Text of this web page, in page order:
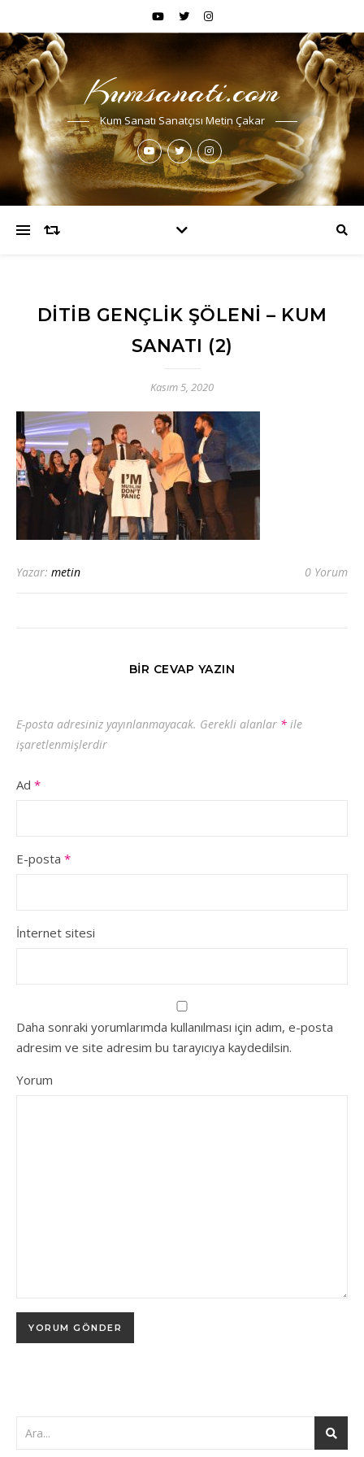
Kumsanati.com
Kum Sanatı Sanatçısı Metin Çakar
DITIB GENÇLIK ŞÖLENI – KUM
SANATI (2)
Kasım 5, 2020
Yazar: metin 0 Yorum
BIR CEVAP YAZIN
E-posta adresiniz yayınlanmayacak. Gerekli alanlar * ile
işaretlenmişlerdir
Ad *
E-posta *
İnternet sitesi
Daha sonraki yorumlarımda kullanılması için adım, e-posta
adresim ve site adresim bu tarayıcıya kaydedilsin.
Yorum